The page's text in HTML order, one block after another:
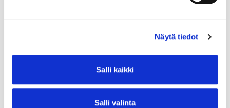
Näytä tiedot
Salli kaikki
Salli valinta